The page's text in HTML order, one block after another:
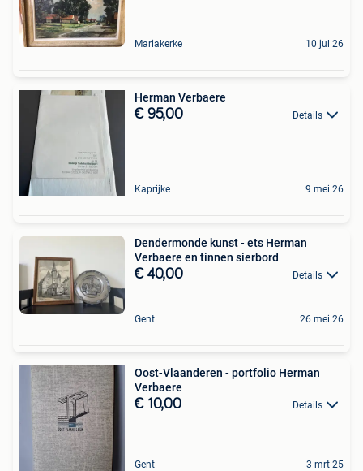
Mariakerke 10 jul 26
Herman Verbaere
€ 95,00 Details
Kaprijke 9 mei 26
Dendermonde kunst - ets Herman
Verbaere en tinnen sierbord
€ 40,00 Details
Gent 26 mei 26
Oost-Vlaanderen - portfolio Herman
Verbaere
€ 10,00 Details
Gent 3 mrt 25